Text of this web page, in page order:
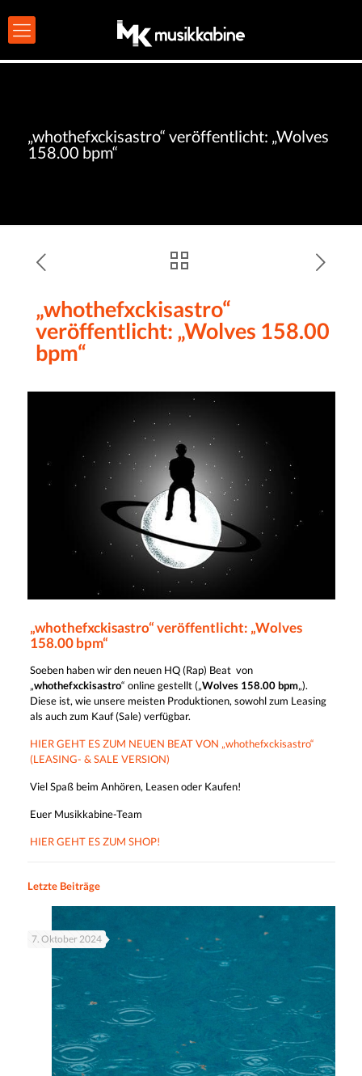
„whothefxckisastro“ veröffentlicht: „Wolves
158.00 bpm“
„whothefxckisastro“
veröffentlicht: „Wolves 158.00
bpm“
„whothefxckisastro“ veröffentlicht: „Wolves
158.00 bpm“
Soeben haben wir den neuen HQ (Rap) Beat von
„whothefxckisastro“ online gestellt („Wolves 158.00 bpm„).
Diese ist, wie unsere meisten Produktionen, sowohl zum Leasing
als auch zum Kauf (Sale) verfügbar.
HIER GEHT ES ZUM NEUEN BEAT VON „whothefxckisastro“
(LEASING- & SALE VERSION)
Viel Spaß beim Anhören, Leasen oder Kaufen!
Euer Musikkabine-Team
HIER GEHT ES ZUM SHOP!
Letzte Beiträge
7. Oktober 2024